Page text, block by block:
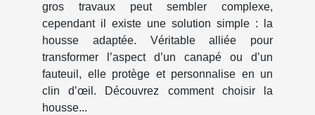
gros travaux peut sembler complexe,
cependant il existe une solution simple : la
housse adaptée. Véritable alliée pour
transformer l’aspect d’un canapé ou d’un
fauteuil, elle protège et personnalise en un
clin d’œil. Découvrez comment choisir la
housse...